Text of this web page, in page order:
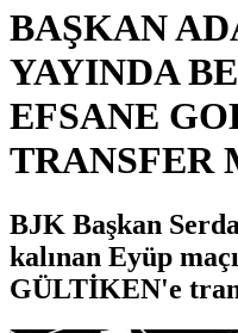
BAŞKAN
YAYINDA
EFSANE
TRANSFER
BJK Başkan
kalınan Eyüp
GÜLTİKEN'e